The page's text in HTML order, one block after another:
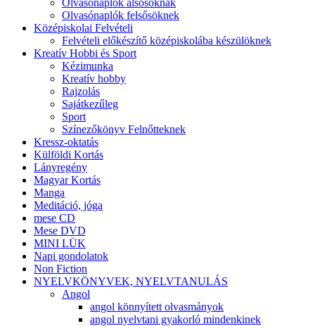
Olvasónaplók alsósoknak
Olvasónaplók felsősöknek
Középiskolai Felvételi
Felvételi előkészítő középiskolába készülöknek
Kreatív Hobbi és Sport
Kézimunka
Kreatív hobby
Rajzolás
Sajátkezűleg
Sport
Színezőkönyv Felnőtteknek
Kressz-oktatás
Külföldi Kortás
Lányregény
Magyar Kortás
Manga
Meditáció, jóga
mese CD
Mese DVD
MINI LÜK
Napi gondolatok
Non Fiction
NYELVKÖNYVEK, NYELVTANULÁS
Angol
angol könnyített olvasmányok
angol nyelvtani gyakorló mindenkinek